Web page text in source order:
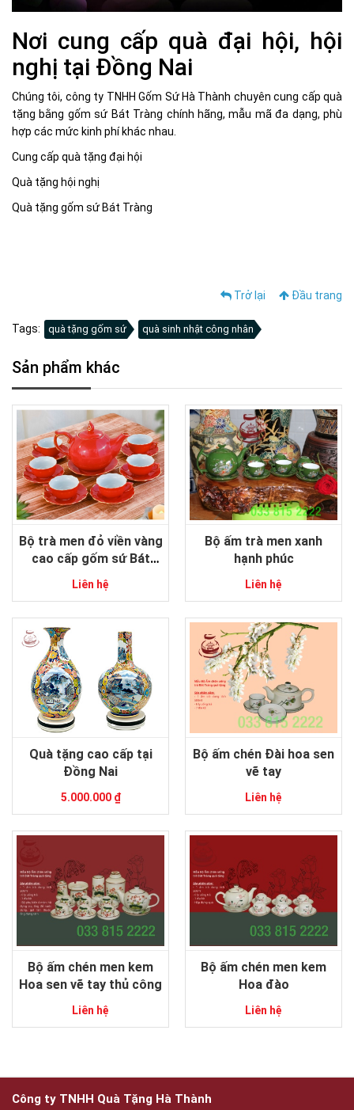
Nơi cung cấp quà đại hội, hội
nghị tại Đồng Nai
Chúng tôi, công ty TNHH Gốm Sứ Hà Thành chuyên cung cấp quà
tặng bằng gốm sứ Bát Tràng chính hãng, mẫu mã đa dạng, phù
hợp các mức kinh phí khác nhau.
Cung cấp quà tặng đại hội
Quà tặng hội nghị
Quà tặng gốm sứ Bát Tràng
Trở lại Đầu trang
Tags: quà tặng gốm sứ quà sinh nhật công nhân
Sản phẩm khác
Bộ trà men đỏ viền vàng
cao cấp gốm sứ Bát
Tràng
Liên hệ
Bộ ấm trà men xanh
hạnh phúc
Liên hệ
Quà tặng cao cấp tại
Đồng Nai
5.000.000 ₫
Bộ ấm chén Đài hoa sen
vẽ tay
Liên hệ
Bộ ấm chén men kem
Hoa sen vẽ tay thủ công
Liên hệ
Bộ ấm chén men kem
Hoa đào
Liên hệ
Công ty TNHH Quà Tặng Hà Thành